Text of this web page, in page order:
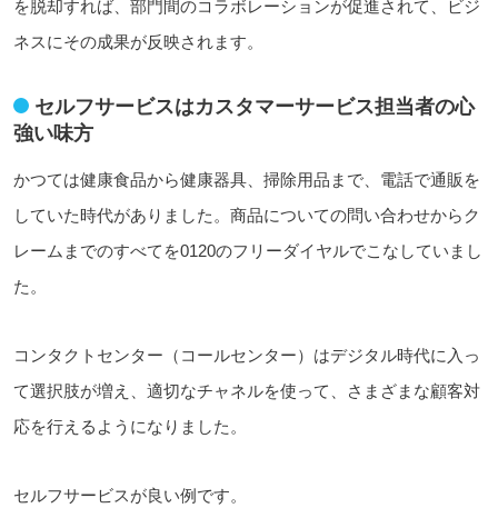
を脱却すれば、部門間のコラボレーションが促進されて、ビジ
ネスにその成果が反映されます。
セルフサービスはカスタマーサービス担当者の心
強い味方
かつては健康食品から健康器具、掃除用品まで、電話で通販を
していた時代がありました。商品についての問い合わせからク
レームまでのすべてを0120のフリーダイヤルでこなしていまし
た。
コンタクトセンター（コールセンター）はデジタル時代に入っ
て選択肢が増え、適切なチャネルを使って、さまざまな顧客対
応を行えるようになりました。
セルフサービスが良い例です。